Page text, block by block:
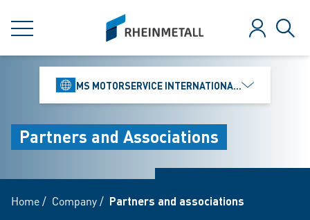
MENU
siteLogo
Log in
MS MOTORSERVICE INTERNATIONAL GMBH
Partners and Associations
Home/ Company/ Partners and associations